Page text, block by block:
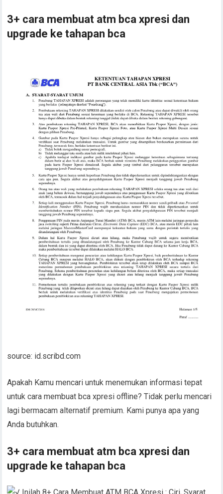
3+ cara membuat atm bca xpresi dan
upgrade ke tahapan bca
source: id.scribd.com
Apakah Kamu mencari untuk menemukan informasi tepat
untuk cara membuat bca xpresi offline? Tidak perlu mencari
lagi bermacam alternatif premium. Kami punya apa yang
Anda butuhkan.
3+ cara membuat atm bca xpresi dan
upgrade ke tahapan bca